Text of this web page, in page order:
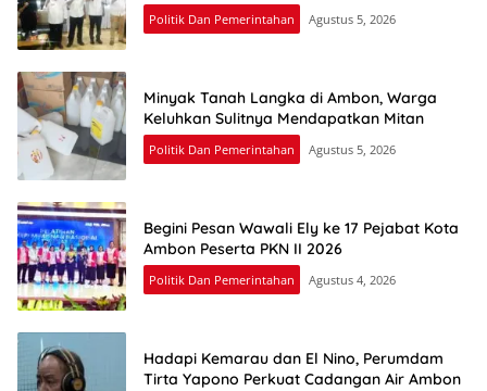
Politik Dan Pemerintahan Agustus 5, 2026
Minyak Tanah Langka di Ambon, Warga
Keluhkan Sulitnya Mendapatkan Mitan
Politik Dan Pemerintahan Agustus 5, 2026
Begini Pesan Wawali Ely ke 17 Pejabat Kota
Ambon Peserta PKN II 2026
Politik Dan Pemerintahan Agustus 4, 2026
Hadapi Kemarau dan El Nino, Perumdam
Tirta Yapono Perkuat Cadangan Air Ambon